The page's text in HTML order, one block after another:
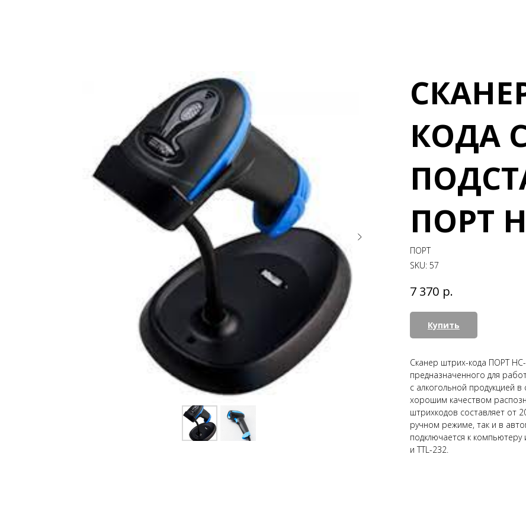
КОДА
ПОРТ
ПОРТ
SKU: 57
7 370 р.
Купить
Сканер штрих-кода ПОРТ
предназначенного для
с алкогольной продукцией
хорошим качеством
штрихкодов составляет от
ручном режиме, так и в
подключается к
и TTL-232.